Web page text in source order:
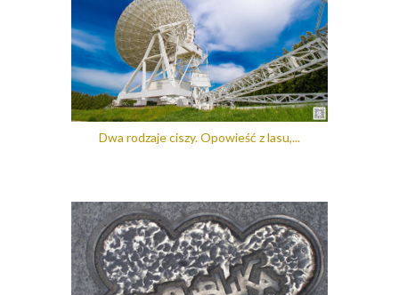
Dwa rodzaje ciszy. Opowieść z lasu,...